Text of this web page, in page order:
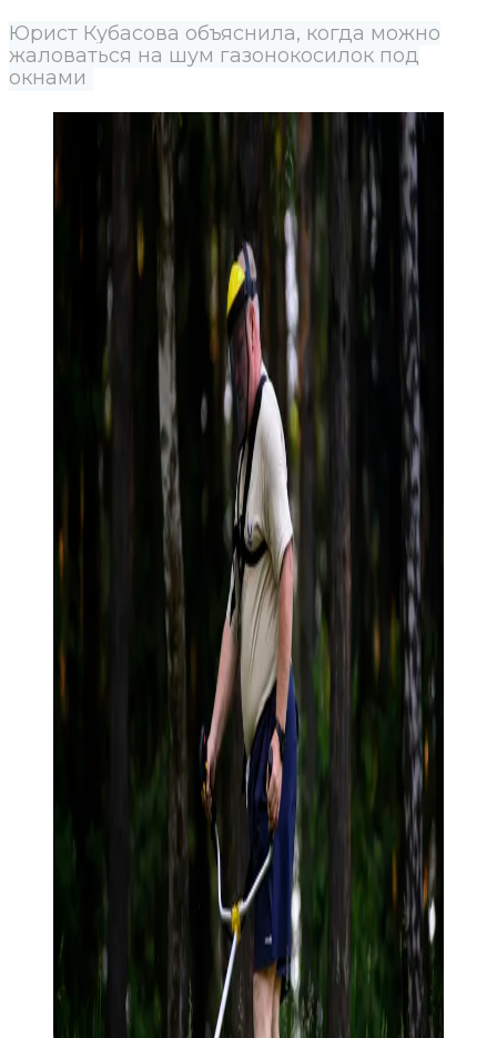
Юрист Кубасова объяснила, когда можно
жаловаться на шум газонокосилок под
окнами